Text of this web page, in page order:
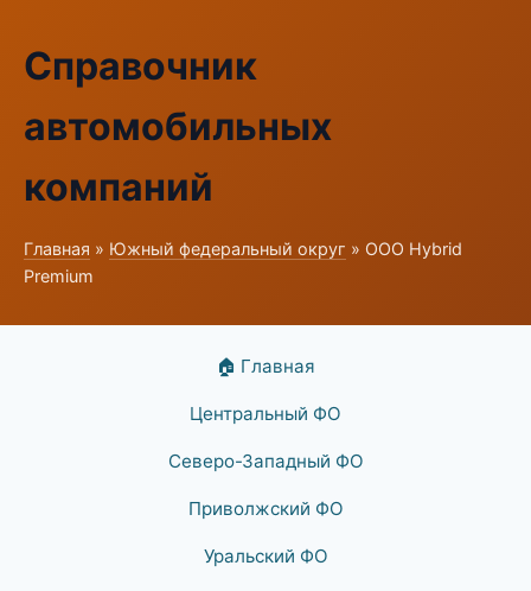
Справочник
автомобильных
компаний
Главная » Южный федеральный округ » ООО Hybrid
Premium
🏠 Главная
Центральный ФО
Северо-Западный ФО
Приволжский ФО
Уральский ФО